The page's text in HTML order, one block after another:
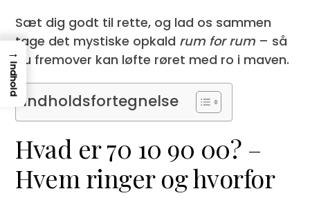
Sæt dig godt til rette, og lad os sammen
tage det mystiske opkald rum for rum – så
du fremover kan løfte røret med ro i maven.
Indholdsfortegnelse
Hvad er 70 10 90 00? –
Hvem ringer og hvorfor
→
Indhold